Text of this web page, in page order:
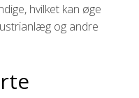
hvilket kan øge
og andre